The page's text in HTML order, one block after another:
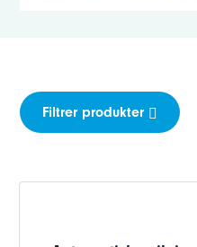
Filtrer produkter